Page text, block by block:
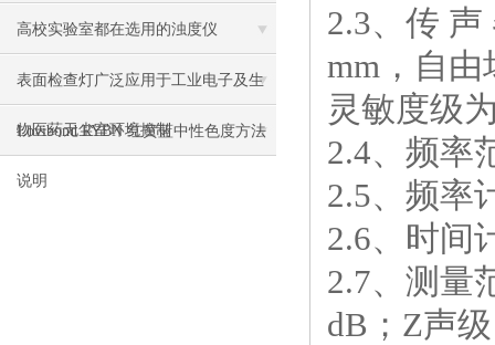
高校实验室都在选用的浊度仪
表面检查灯广泛应用于工业电子及生
物医药无尘室环境控制
Lovibond RYBN 红黄蓝中性色度方法
说明
2.3、传
mm，自由
灵敏度级
2.4、频率
2.5、频率
2.6、时间
2.7、测量
dB；Z声